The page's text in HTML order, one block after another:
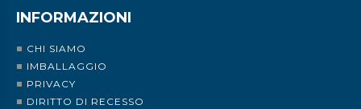
INFORMAZIONI
CHI SIAMO
IMBALLAGGIO
PRIVACY
DIRITTO DI RECESSO